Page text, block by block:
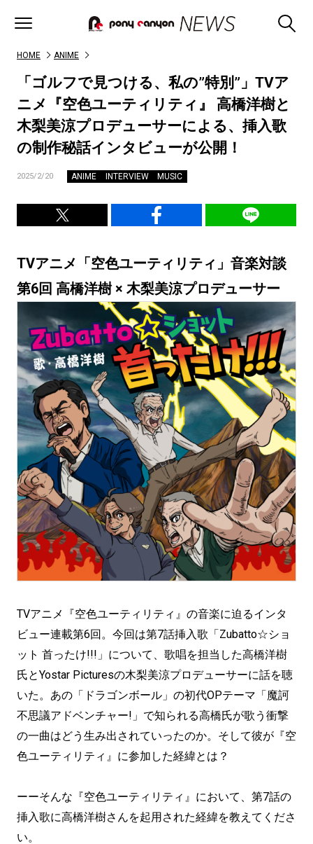
HOME ANIME
「ゴルフで見つける、私の”特別”」TVア
ニメ『空色ユーティリティ』 高橋洋樹と
木梨美涼プロデューサーによる、挿入歌
の制作秘話インタビューが公開！
2025/2/20 ANIME INTERVIEW MUSIC
TVアニメ「空色ユーティリティ」音楽対談
第6回 高橋洋樹 × 木梨美涼プロデューサー
TVアニメ『空色ユーティリティ』の音楽に迫るインタ
ビュー連載第6回。今回は第7話挿入歌「Zubatto☆ショ
ット 首ったけ!!!」について、歌唱を担当した高橋洋樹
氏とYostar Picturesの木梨美涼プロデューサーに話を聴
いた。あの「ドラゴンボール」の初代OPテーマ「魔訶
不思議アドベンチャー!」で知られる高橋氏が歌う衝撃
の一曲はどう生み出されていったのか。そして彼が『空
色ユーティリティ』に参加した経緯とは？
ーーそんな『空色ユーティリティ』において、第7話の
挿入歌に高橋洋樹さんを起用された経緯を教えてくださ
い。